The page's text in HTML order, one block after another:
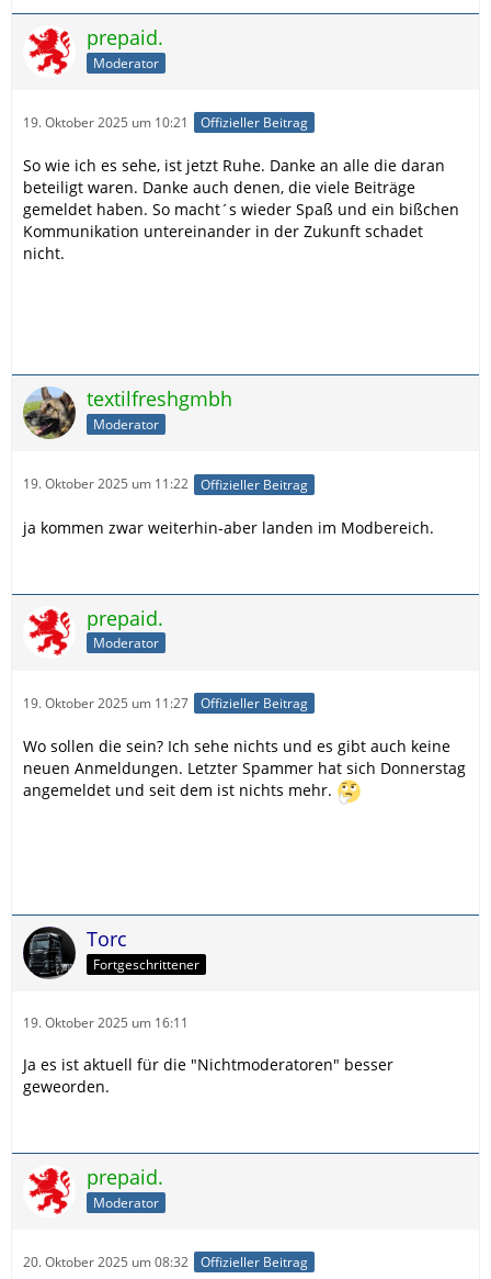
prepaid.
Moderator
19. Oktober 2025 um 10:21 Offizieller Beitrag
So wie ich es sehe, ist jetzt Ruhe. Danke an alle die daran
beteiligt waren. Danke auch denen, die viele Beiträge
gemeldet haben. So macht´s wieder Spaß und ein bißchen
Kommunikation untereinander in der Zukunft schadet
nicht.
textilfreshgmbh
Moderator
19. Oktober 2025 um 11:22 Offizieller Beitrag
ja kommen zwar weiterhin-aber landen im Modbereich.
prepaid.
Moderator
19. Oktober 2025 um 11:27 Offizieller Beitrag
Wo sollen die sein? Ich sehe nichts und es gibt auch keine
neuen Anmeldungen. Letzter Spammer hat sich Donnerstag
angemeldet und seit dem ist nichts mehr.
Torc
Fortgeschrittener
19. Oktober 2025 um 16:11
Ja es ist aktuell für die "Nichtmoderatoren" besser
geweorden.
prepaid.
Moderator
20. Oktober 2025 um 08:32 Offizieller Beitrag